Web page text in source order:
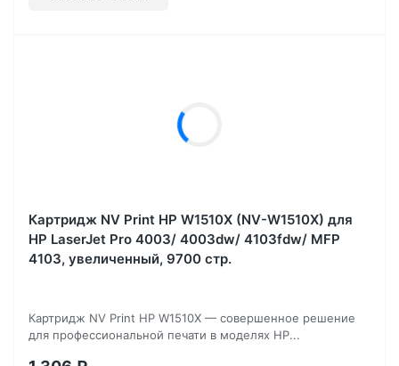
Картридж NV Print HP W1510X (NV-W1510X) для
HP LaserJet Pro 4003/ 4003dw/ 4103fdw/ MFP
4103, увеличенный, 9700 стр.
Картридж NV Print HP W1510X — совершенное решение
для профессиональной печати в моделях HP...